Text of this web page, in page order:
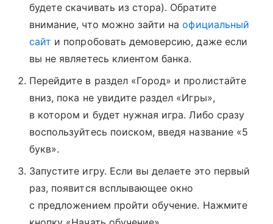
будете скачивать из стора). Обратите
внимание, что можно зайти наофициальный
сайт и попробовать демоверсию, даже если
вы не являетесь клиентом банка.
Перейдите в раздел «Город» и пролистайте
вниз, пока не увидите раздел «Игры»,
в котором и будет нужная игра. Либо сразу
воспользуйтесь поиском, введя название «5
букв».
Запустите игру. Если вы делаете это первый
раз, появится всплывающее окно
с предложением пройти обучение. Нажмите